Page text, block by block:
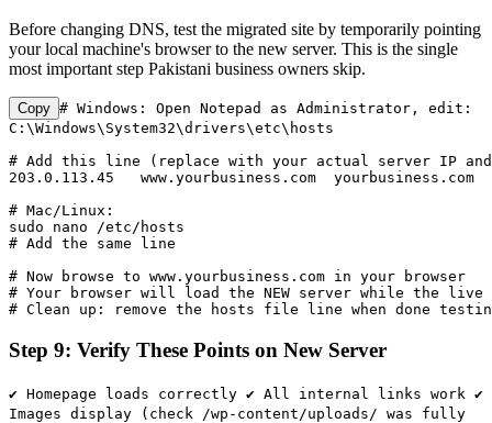
Before changing DNS, test the migrated site by temporarily pointing
your local machine's browser to the new server. This is the single
most important step Pakistani business owners skip.
Copy # Windows: Open Notepad as Administrator, edit:
C:\Windows\System32\drivers\etc\hosts
# Add this line (replace with your actual server IP and
203.0.113.45   www.yourbusiness.com  yourbusiness.com
# Mac/Linux:
sudo nano /etc/hosts
# Add the same line
# Now browse to www.yourbusiness.com in your browser
# Your browser will load the NEW server while the live
# Clean up: remove the hosts file line when done
Step 9: Verify These Points on New Server
✔ Homepage loads correctly ✔ All internal links work ✔
Images display (check /wp-content/uploads/ was fully